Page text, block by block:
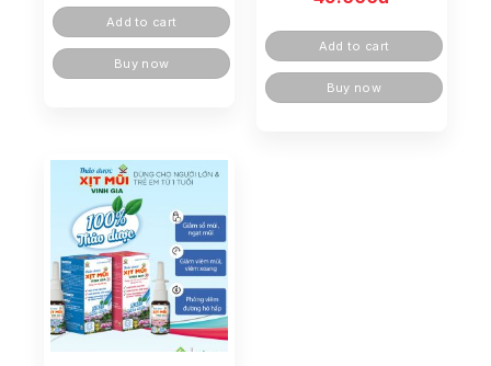
Add to cart
Buy now
Add to cart
Buy now